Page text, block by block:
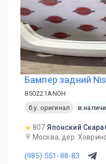
Бампер задний
850221AN0H
б.у. оригинал
в
807 Японский
Москва, дер.
(985) 551-88-83